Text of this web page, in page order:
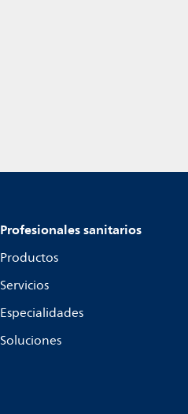
Profesionales sanitarios
Productos
Servicios
Especialidades
Soluciones